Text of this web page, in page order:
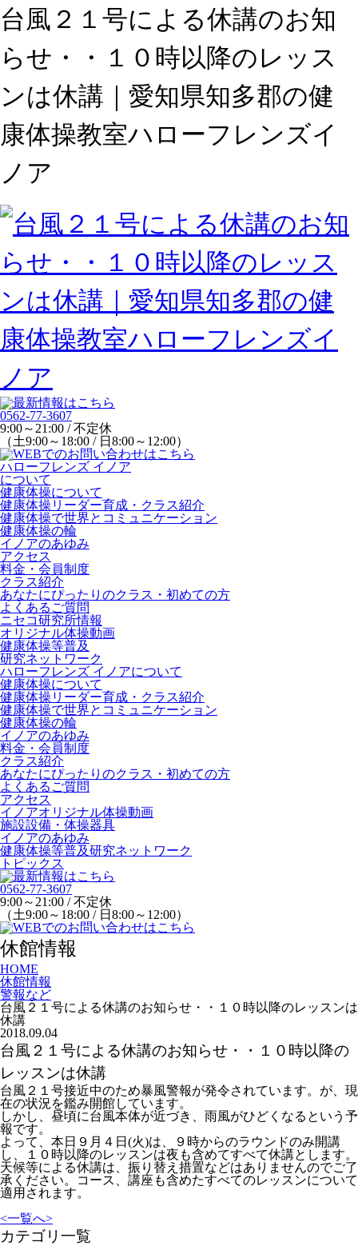
台風２１号による休講のお知
らせ・・１０時以降のレッス
ンは休講｜愛知県知多郡の健
康体操教室ハローフレンズイ
ノア
0562-77-3607
9:00～21:00 / 不定休
（土9:00～18:00 / 日8:00～12:00）
ハローフレンズ イノア
について
健康体操について
健康体操リーダー育成・クラス紹介
健康体操で世界とコミュニケーション
健康体操の輪
イノアのあゆみ
アクセス
料金・会員制度
クラス紹介
あなたにぴったりのクラス・初めての方
よくあるご質問
ニセコ研究所情報
オリジナル体操動画
健康体操等普及
研究ネットワーク
ハローフレンズ イノアについて
健康体操について
健康体操リーダー育成・クラス紹介
健康体操で世界とコミュニケーション
健康体操の輪
イノアのあゆみ
料金・会員制度
クラス紹介
あなたにぴったりのクラス・初めての方
よくあるご質問
アクセス
イノアオリジナル体操動画
施設設備・体操器具
イノアのあゆみ
健康体操等普及研究ネットワーク
トピックス
0562-77-3607
9:00～21:00 / 不定休
（土9:00～18:00 / 日8:00～12:00）
休館情報
HOME
休館情報
警報など
台風２１号による休講のお知らせ・・１０時以降のレッスンは
休講
2018.09.04
台風２１号による休講のお知らせ・・１０時以降の
レッスンは休講
台風２１号接近中のため暴風警報が発令されています。が、現
在の状況を鑑み開館しています。
しかし、昼頃に台風本体が近づき、雨風がひどくなるという予
報です。
よって、本日９月４日(火)は、９時からのラウンドのみ開講
し、１０時以降のレッスンは夜も含めてすべて休講とします。
天候等による休講は、振り替え措置などはありませんのでご了
承ください。コース、講座も含めたすべてのレッスンについて
適用されます。
<一覧へ>
カテゴリ一覧